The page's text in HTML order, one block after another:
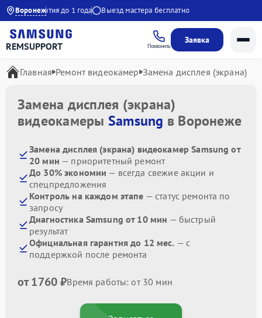
Воронеж
Гарантия до 1 года Выезд мастера бесплатно
REMSUPPORT Позвонить
Заявка
Главная Ремонт видеокамер Замена дисплея (экрана)
Замена дисплея (экрана)
видеокамеры Samsung в Воронеже
Замена дисплея (экрана) видеокамер Samsung от
20 мин — приоритетный ремонт
До 30% экономии — всегда свежие акции и
спецпредложения
Контроль на каждом этапе — статус ремонта по
запросу
Диагностика Samsung от 10 мин — быстрый
результат
Официальная гарантия до 12 мес. — с
поддержкой после ремонта
от 1760 ₽Время работы: от 30 мин